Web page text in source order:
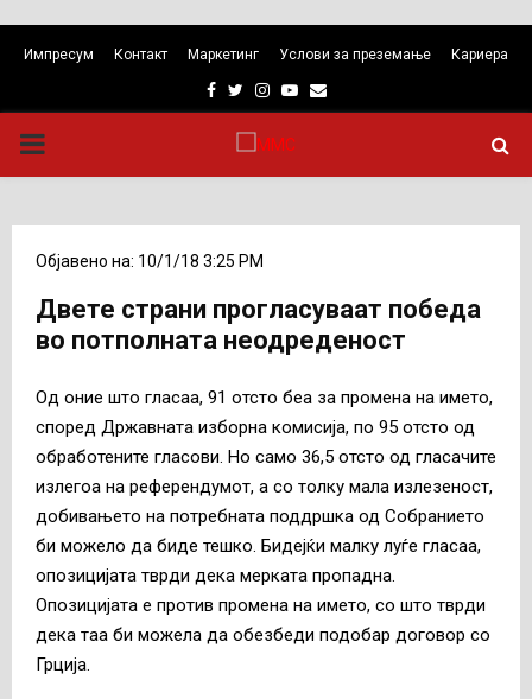
Импресум Контакт Маркетинг Услови за преземање Кариера
Facebook
TwitterInstagram
Youtube
Email
PRIMARY
Објавено на: 10/1/18 3:25 PM
Двете страни прогласуваат победа
во потполната неодреденост
Од оние што гласаа, 91 отсто беа за промена на името,
според Државната изборна комисија, по 95 отсто од
обработените гласови. Но само 36,5 отсто од гласачите
излегоа на референдумот, а со толку мала излезеност,
добивањето на потребната поддршка од Собранието
би можело да биде тешко. Бидејќи малку луѓе гласаа,
опозицијата тврди дека мерката пропадна.
Опозицијата е против промена на името, со што тврди
дека таа би можела да обезбеди подобар договор со
Грција.